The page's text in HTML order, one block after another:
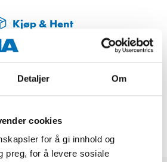
Detaljer Om
cookies
for å gi innhold og
preg, for å levere sosiale
Kjøp & Hent
& Hent i ditt varehus.